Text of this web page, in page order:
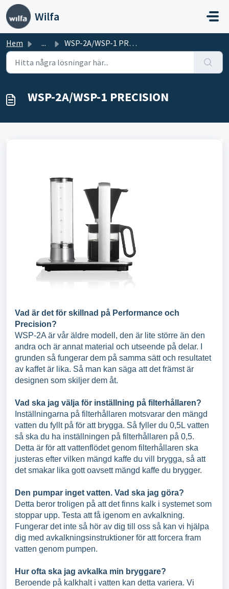
Hoppa över till huvudinnehåll
Wilfa
Hem ... WSP-2A/WSP-1 PRECISION
WSP-2A/WSP-1 PRECISION
Vad är det för skillnad på Performance och
Precision?
WSP-2A är vår äldre modell, den är lite större än den
andra och är annat material och utseende på delar. I
grunden så fungerar dem på samma sätt och resultatet
av kaffet är lika. Så man kan säga att det främst är
designen som skiljer dem åt.
Vad ska jag välja för inställning på filterhållaren?
Inställningarna på filterhållaren motsvarar den mängd
vatten du fyllt på för att brygga. Så fyller du 0,5L vatten
så ska du ha inställningen på filterhållaren på 0,5.
Detta är för att vattenflödet genom filterhållaren ska
justeras efter vilken mängd kaffe du vill brygga, så att
det smakar lika gott oavsett mängd kaffe du brygger.
Den pumpar inget vatten. Vad ska jag göra?
Detta beror troligen på att det finns kalk i systemet som
stoppar upp. Testa att få igenom en avkalkning.
Fungerar det inte så hör av dig till oss så kan vi hjälpa
dig med avkalkningsinstruktioner för att forcera fram
vatten genom pumpen.
Hur ofta ska jag avkalka min bryggare?
Beroende på kalkhalt i vatten kan detta variera. Vi